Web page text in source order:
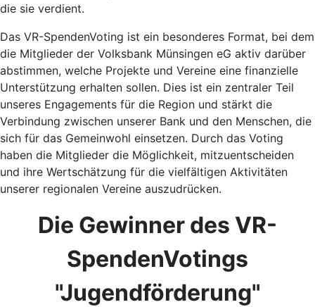
die sie verdient.
Das VR-SpendenVoting ist ein besonderes Format, bei dem
die Mitglieder der Volksbank Münsingen eG aktiv darüber
abstimmen, welche Projekte und Vereine eine finanzielle
Unterstützung erhalten sollen. Dies ist ein zentraler Teil
unseres Engagements für die Region und stärkt die
Verbindung zwischen unserer Bank und den Menschen, die
sich für das Gemeinwohl einsetzen. Durch das Voting
haben die Mitglieder die Möglichkeit, mitzuentscheiden
und ihre Wertschätzung für die vielfältigen Aktivitäten
unserer regionalen Vereine auszudrücken.
Die Gewinner des VR-
SpendenVotings
"Jugendförderung"